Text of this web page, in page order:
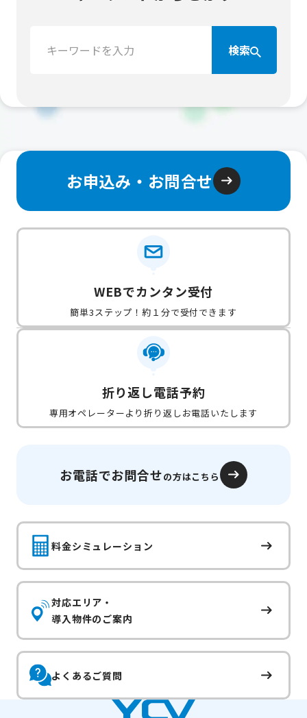
索：
検索
お申込み・お問合せ
WEBでカンタン受付
簡単3ステップ！約１分で受付できます
折り返し電話予約
専用オペレーターより折り返しお電話いたします
お電話でお問合せの方はこちら
料金シミュレーション
対応エリア・
導入物件のご案内
よくあるご質問